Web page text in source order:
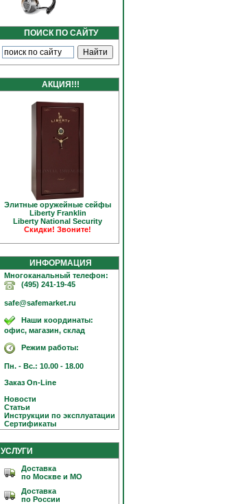
ПОИСК ПО САЙТУ
АКЦИЯ!!!
Элитные оружейные сейфы
Liberty Franklin
Liberty National Security
Скидки! Звоните!
ИНФОРМАЦИЯ
Многоканальный телефон:
(495) 241-19-45
safe@safemarket.ru
Наши координаты:
офис, магазин, склад
Режим работы:
Пн. - Вс.: 10.00 - 18.00
Заказ On-Line
Новости
Статьи
Инструкции по эксплуатации
Сертификаты
УСЛУГИ
Доставка
по Москве и МО
Доставка
по России